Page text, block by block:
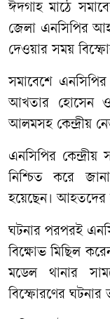
ঈদগাহ মাঠে
জেলা এনসিপির
দেওয়ার সময়
সমাবেশে
আখতার হোসেন ও
আলমসহ কেন্দ্রীয়
এনসিপির
নিশ্চিত করে
হয়েছেন। আহতদের
ঘটনার পরপরই
বিক্ষোভ মিছিল
মডেল থানার
বিস্ফোরণের ঘটনার